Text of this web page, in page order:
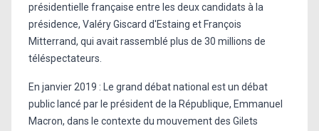
présidentielle française entre les deux candidats à la
présidence, Valéry Giscard d'Estaing et François
Mitterrand, qui avait rassemblé plus de 30 millions de
téléspectateurs.
En janvier 2019 : Le grand débat national est un débat
public lancé par le président de la République, Emmanuel
Macron, dans le contexte du mouvement des Gilets